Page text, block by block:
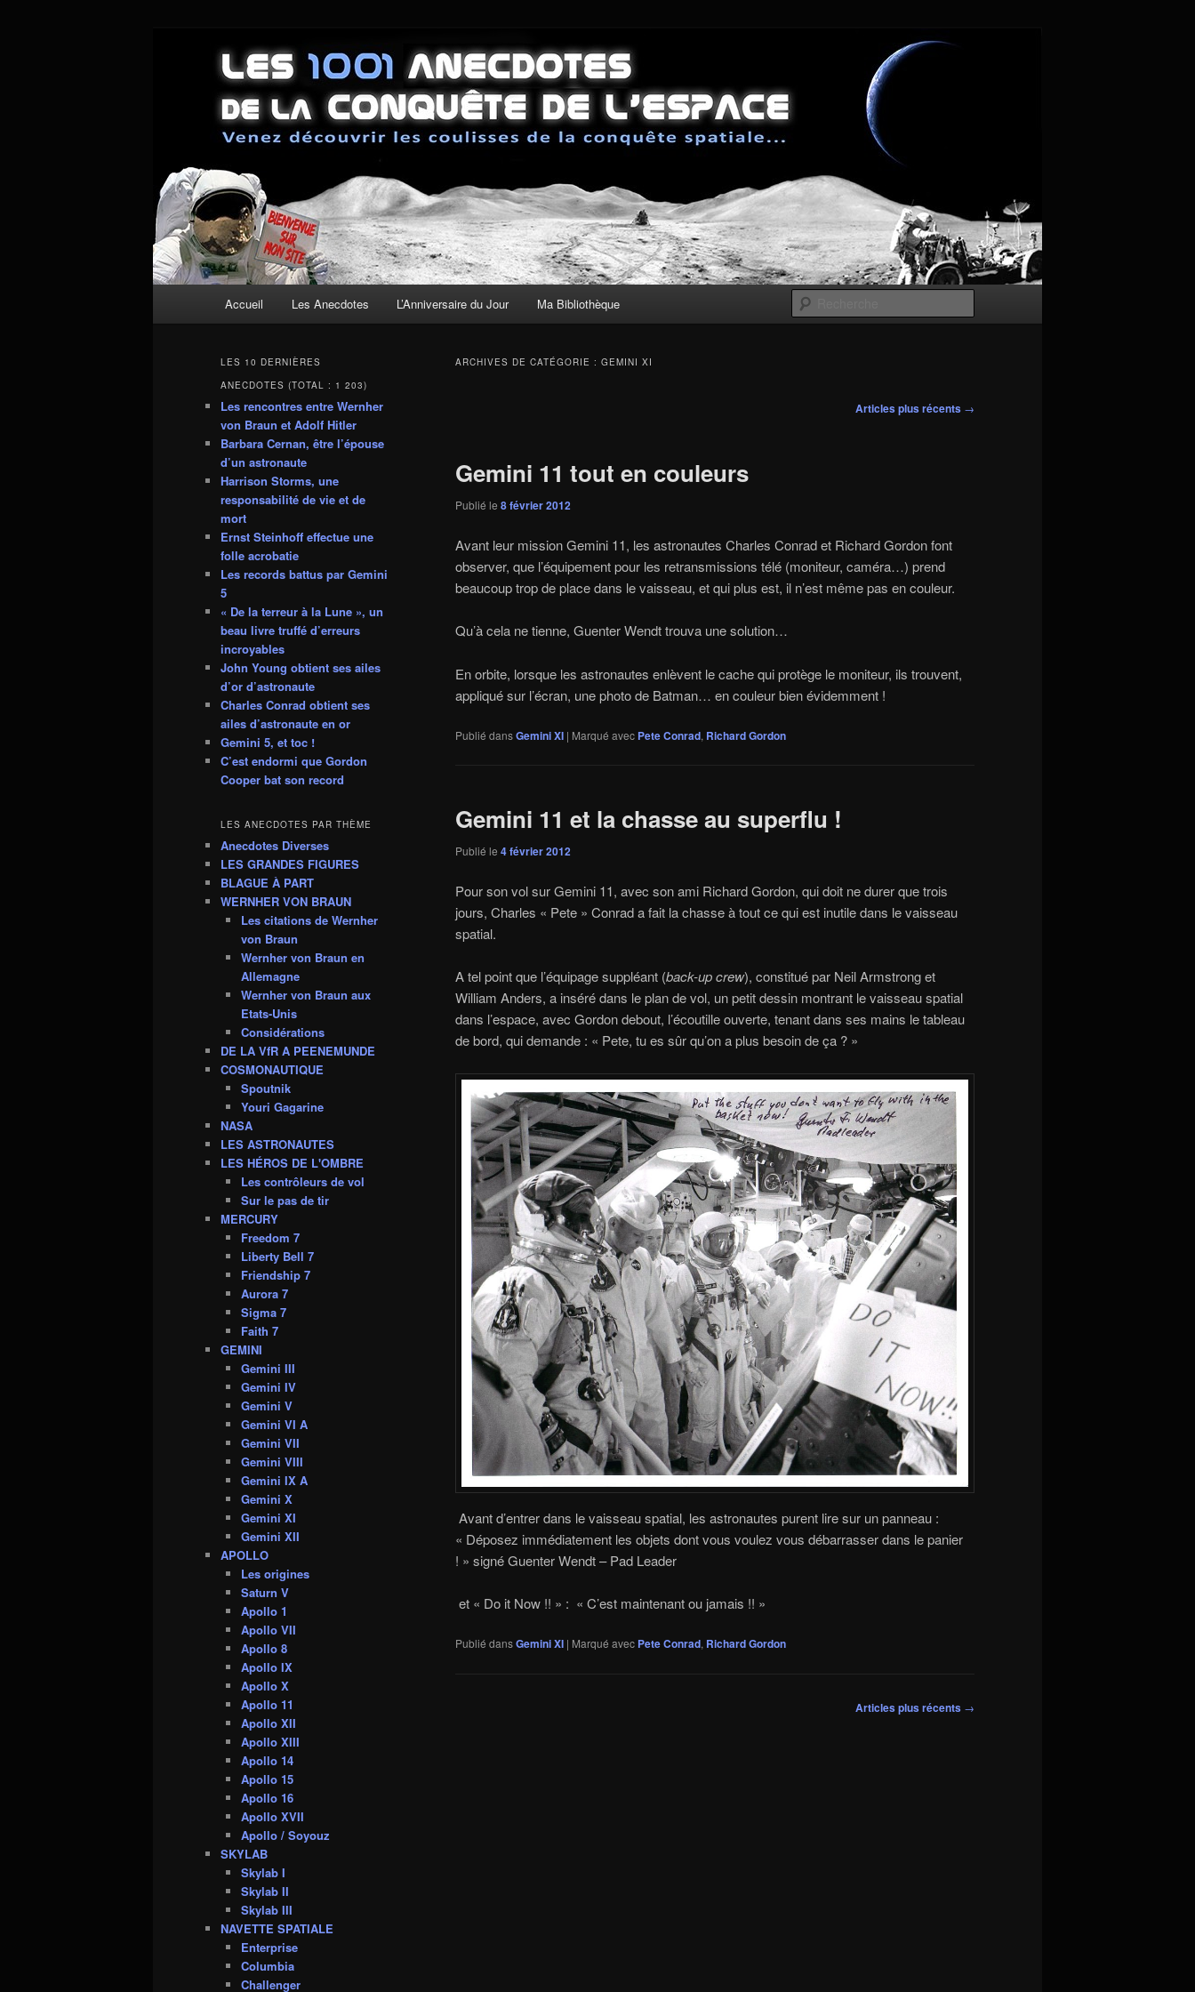
Les anecdotes de la Conquête de l'Espace
Accueil Les Anecdotes L’Anniversaire du Jour Ma Bibliothèque
ARCHIVES DE CATÉGORIE : GEMINI XI
Articles plus récents →
Gemini 11 tout en couleurs
Publié le 8 février 2012
Avant leur mission Gemini 11, les astronautes Charles Conrad et Richard Gordon font
observer, que l’équipement pour les retransmissions télé (moniteur, caméra…) prend
beaucoup trop de place dans le vaisseau, et qui plus est, il n’est même pas en couleur.
Qu’à cela ne tienne, Guenter Wendt trouva une solution…
En orbite, lorsque les astronautes enlèvent le cache qui protège le moniteur, ils trouvent,
appliqué sur l’écran, une photo de Batman… en couleur bien évidemment !
Publié dansGemini XI | Marqué avec Pete Conrad, Richard Gordon
Gemini 11 et la chasse au superflu !
Publié le 4 février 2012
Pour son vol sur Gemini 11, avec son ami Richard Gordon, qui doit ne durer que trois
jours, Charles « Pete » Conrad a fait la chasse à tout ce qui est inutile dans le vaisseau
spatial.
A tel point que l’équipage suppléant (back-up crew), constitué par Neil Armstrong et
William Anders, a inséré dans le plan de vol, un petit dessin montrant le vaisseau spatial
dans l’espace, avec Gordon debout, l’écoutille ouverte, tenant dans ses mains le tableau
de bord, qui demande : « Pete, tu es sûr qu’on a plus besoin de ça ? »
Avant d’entrer dans le vaisseau spatial, les astronautes purent lire sur un panneau :
« Déposez immédiatement les objets dont vous voulez vous débarrasser dans le panier
! » signé Guenter Wendt – Pad Leader
et « Do it Now !! » : « C’est maintenant ou jamais !! »
Publié dansGemini XI | Marqué avec Pete Conrad, Richard Gordon
Articles plus récents →
LES 10 DERNIÈRES
ANECDOTES (TOTAL : 1 203)
Les rencontres entre Wernher
von Braun et Adolf Hitler
Barbara Cernan, être l’épouse
d’un astronaute
Harrison Storms, une
responsabilité de vie et de
mort
Ernst Steinhoff effectue une
folle acrobatie
Les records battus par Gemini
5
« De la terreur à la Lune », un
beau livre truffé d’erreurs
incroyables
John Young obtient ses ailes
d’or d’astronaute
Charles Conrad obtient ses
ailes d’astronaute en or
Gemini 5, et toc !
C’est endormi que Gordon
Cooper bat son record
LES ANECDOTES PAR THÈME
Anecdotes Diverses
LES GRANDES FIGURES
BLAGUE À PART
WERNHER VON BRAUN
Les citations de Wernher
von Braun
Wernher von Braun en
Allemagne
Wernher von Braun aux
Etats-Unis
Considérations
DE LA VfR A PEENEMUNDE
COSMONAUTIQUE
Spoutnik
Youri Gagarine
NASA
LES ASTRONAUTES
LES HÉROS DE L'OMBRE
Les contrôleurs de vol
Sur le pas de tir
MERCURY
Freedom 7
Liberty Bell 7
Friendship 7
Aurora 7
Sigma 7
Faith 7
GEMINI
Gemini III
Gemini IV
Gemini V
Gemini VI A
Gemini VII
Gemini VIII
Gemini IX A
Gemini X
Gemini XI
Gemini XII
APOLLO
Les origines
Saturn V
Apollo 1
Apollo VII
Apollo 8
Apollo IX
Apollo X
Apollo 11
Apollo XII
Apollo XIII
Apollo 14
Apollo 15
Apollo 16
Apollo XVII
Apollo / Soyouz
SKYLAB
Skylab I
Skylab II
Skylab III
NAVETTE SPATIALE
Enterprise
Columbia
Challenger